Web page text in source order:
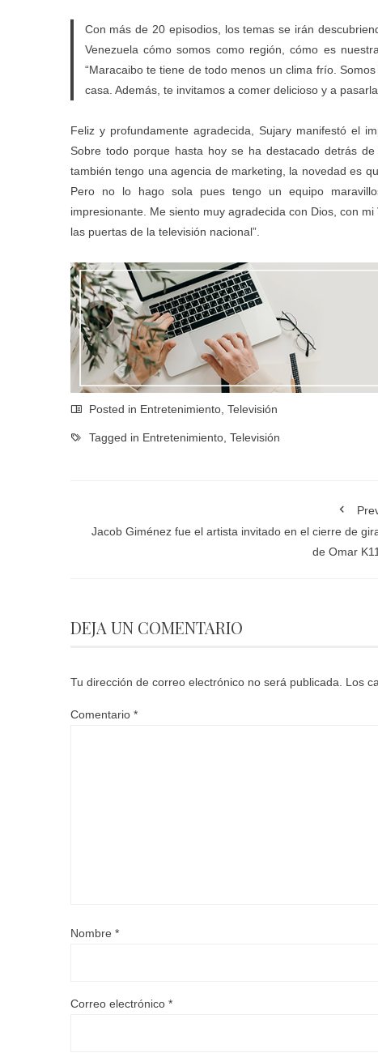
Con más de 20 episodios, los temas se irán
Venezuela cómo somos como región, cómo es
“Maracaibo te tiene de todo menos un clima frío.
casa. Además, te invitamos a comer delicioso y a
Feliz y profundamente agradecida, Sujary manifestó el
Sobre todo porque hasta hoy se ha destacado detrás
también tengo una agencia de marketing, la novedad es
Pero no lo hago sola pues tengo un equipo
impresionante. Me siento muy agradecida con Dios, con
las puertas de la televisión nacional”.
Posted in Entretenimiento, Televisión
Tagged in Entretenimiento, Televisión
Jacob Giménez fue el artista invitado en el cierre de
de Omar
DEJA UN COMENTARIO
Tu dirección de correo electrónico no será publicada. Los
Comentario *
Nombre *
Correo electrónico *